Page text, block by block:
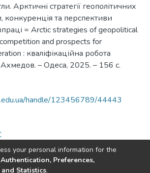
Арктичні стратегії геополітичних
конкуренція та перспективи
= Arctic strategies of geopolitical
and prospects for
: кваліфікаційна робота
Ахмедов. – Одеса, 2025. – 156 с.
handle/123456789/44443
your personal information for the
Authentication, Preferences,
Statistics.